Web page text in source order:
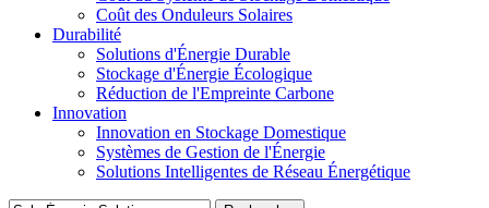
Coût des Onduleurs Solaires
Durabilité
Solutions d'Énergie Durable
Stockage d'Énergie Écologique
Réduction de l'Empreinte Carbone
Innovation
Innovation en Stockage Domestique
Systèmes de Gestion de l'Énergie
Solutions Intelligentes de Réseau Énergétique